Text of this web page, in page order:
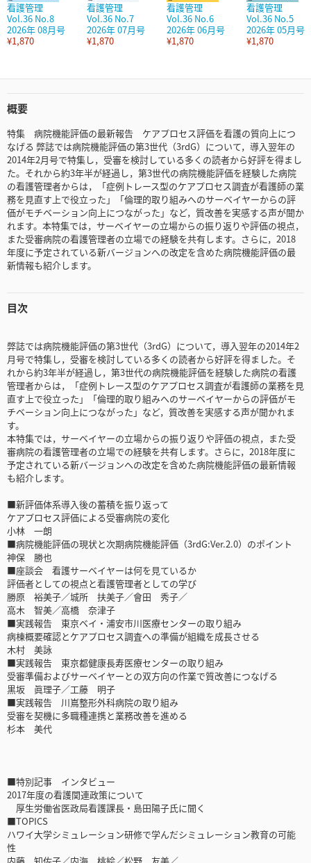
看護管理
Vol.36 No.8
2026年 08月号
¥1,870
看護管理
Vol.36 No.7
2026年 07月号
¥1,870
看護管理
Vol.36 No.6
2026年 06月号
¥1,870
看護管理
Vol.36 No.5
2026年 05月号
¥1,870
概要
特集 病院機能評価の最新報告 ケアプロセス評価を看護の質向上につ
なげる 弊誌では病院機能評価の第3世代（3rdG）について，導入翌年の
2014年2月号で特集し，受審を検討している多くの読者から好評を得まし
た。それから約3年半が経過し，第3世代の病院機能評価を経験した病院
の看護管理者からは，「症例トレース型のケアプロセス調査が看護師の業
務を見直す上で役立った」「倫理的取り組みへのサーベイヤーからの評
価がモチベーション向上につながった」など，質改善を実感する声が聞か
れます。本特集では，サーベイヤーの立場からの振り返りや評価の視点，
また受審病院の看護管理者の立場での経験を共有します。さらに，2018
年度に予定されている新バージョンへの改定を含めた病院機能評価の最
新情報も紹介します。
目次
弊誌では病院機能評価の第3世代（3rdG）について，導入翌年の2014年2
月号で特集し，受審を検討している多くの読者から好評を得ました。そ
れから約3年半が経過し，第3世代の病院機能評価を経験した病院の看護
管理者からは，「症例トレース型のケアプロセス調査が看護師の業務を見
直す上で役立った」「倫理的取り組みへのサーベイヤーからの評価がモ
チベーション向上につながった」など，質改善を実感する声が聞かれま
す。
本特集では，サーベイヤーの立場からの振り返りや評価の視点，また受
審病院の看護管理者の立場での経験を共有します。さらに，2018年度に
予定されている新バージョンへの改定を含めた病院機能評価の最新情報
も紹介します。
■新評価体系導入後の蓄積を振り返って
ケアプロセス評価による受審病院の変化
小林 一朗
■病院機能評価の現状と次期病院機能評価（3rdG:Ver.2.0）のポイント
神保 勝也
■座談会 看護サーベイヤーは何を見ているか
評価者としての視点と看護管理者としての学び
勝原 裕美子／城所 扶美子／會田 秀子／
高木 智美／高橋 奈津子
■実践報告 東京ベイ・浦安市川医療センターの取り組み
病棟概要確認とケアプロセス調査への準備が組織を成長させる
木村 美詠
■実践報告 東京都健康長寿医療センターの取り組み
受審準備およびサーベイヤーとの双方向の作業で質改善につなげる
黒坂 眞理子／工藤 明子
■実践報告 川嶌整形外科病院の取り組み
受審を契機に多職種連携と業務改善を進める
杉本 美代
■特別記事 インタビュー
2017年度の看護関連政策について
厚生労働省医政局看護課長・島田陽子氏に聞く
■TOPICS
ハワイ大学シミュレーション研修で学んだシミュレーション教育の可能
性